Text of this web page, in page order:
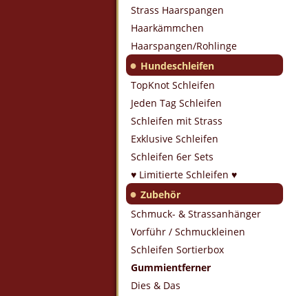
Strass Haarspangen
Haarkämmchen
Haarspangen/Rohlinge
● Hundeschleifen
TopKnot Schleifen
Jeden Tag Schleifen
Schleifen mit Strass
Exklusive Schleifen
Schleifen 6er Sets
♥ Limitierte Schleifen ♥
● Zubehör
Schmuck- & Strassanhänger
Vorführ / Schmuckleinen
Schleifen Sortierbox
Gummientferner
Dies & Das